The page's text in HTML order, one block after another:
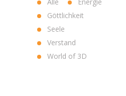
Alle
Energie
Göttlichkeit
Seele
Verstand
World of 3D